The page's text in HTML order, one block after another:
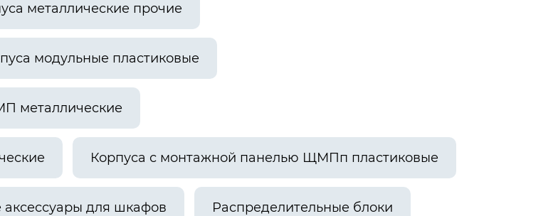
металлические прочие
модульные пластиковые
металлические
Корпуса с монтажной панелью ЩМПп пластиковые
аксессуары для шкафов Распределительные блоки